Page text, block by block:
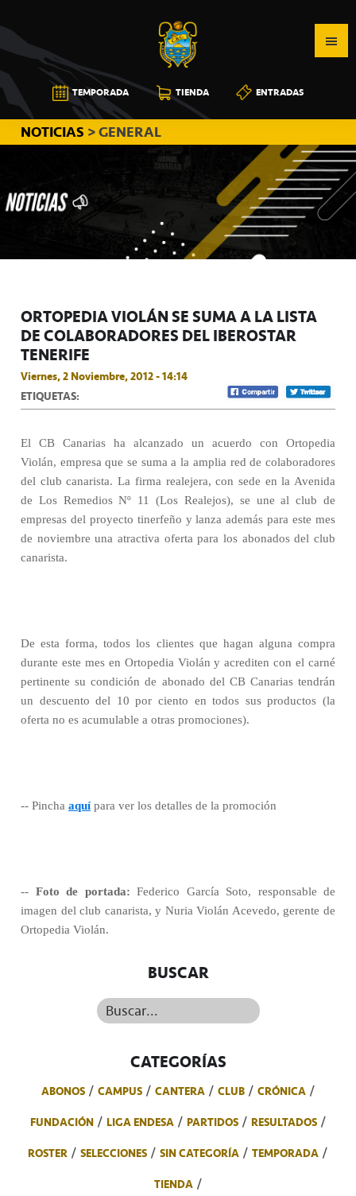
a
la
navegación
principal
al
contenido
principal
a
la
barra
lateral
principal
CB
CANARIAS
TEMPORADA TIENDA ENTRADAS
NOTICIAS > GENERAL
ORTOPEDIA VIOLÁN SE SUMA A LA LISTA
DE COLABORADORES DEL IBEROSTAR
TENERIFE
Viernes, 2 Noviembre, 2012 - 14:14
ETIQUETAS:
El CB Canarias ha alcanzado un acuerdo con Ortopedia
Violán, empresa que se suma a la amplia red de colaboradores
del club canarista. La firma realejera, con sede en la Avenida
de Los Remedios Nº 11 (Los Realejos), se une al club de
empresas del proyecto tinerfeño y lanza además para este mes
de noviembre una atractiva oferta para los abonados del club
canarista.
De esta forma, todos los clientes que hagan alguna compra
durante este mes en Ortopedia Violán y acrediten con el carné
pertinente su condición de abonado del CB Canarias tendrán
un descuento del 10 por ciento en todos sus productos (la
oferta no es acumulable a otras promociones).
-- Pincha aquípara ver los detalles de la promoción
-- Foto de portada: Federico García Soto, responsable de
imagen del club canarista, y Nuria Violán Acevedo, gerente de
Ortopedia Violán.
BUSCAR
Buscar...
CATEGORÍAS
ABONOS CAMPUS CANTERA CLUB
CRÓNICA
FUNDACIÓN
LIGA ENDESA PARTIDOS
RESULTADOS
ROSTER
SELECCIONES SIN CATEGORÍA
TEMPORADA
TIENDA